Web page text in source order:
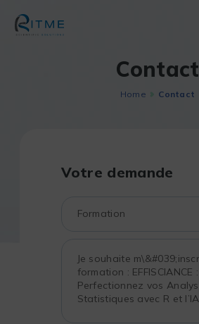
content
Contact
Home Contact
Votre demande